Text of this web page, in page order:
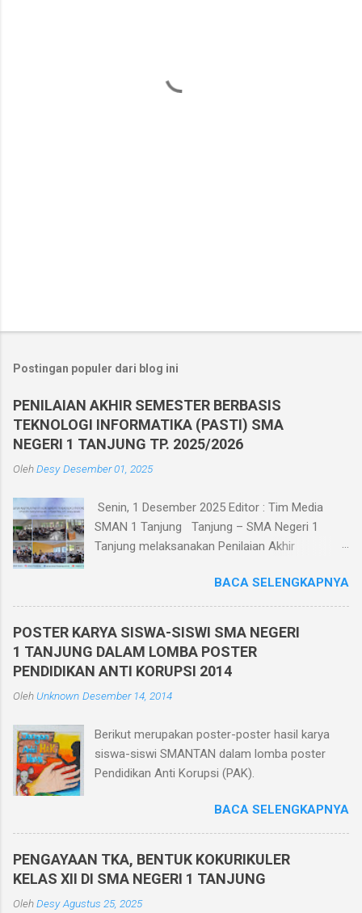
Postingan populer dari blog ini
PENILAIAN AKHIR SEMESTER BERBASIS
TEKNOLOGI INFORMATIKA (PASTI) SMA
NEGERI 1 TANJUNG TP. 2025/2026
OlehDesy Desember 01, 2025
Senin, 1 Desember 2025 Editor : Tim Media
SMAN 1 Tanjung Tanjung – SMA Negeri 1
Tanjung melaksanakan Penilaian Akhir
teknologi informatika pada tanggal 1 - 6
Desember 2025. Penilaian Akhir Semester
Teknologi Informatika ini dilaksanakan dalam
peserta ujian menggunakan HP. Dan bagi siswa
yang tidak memiliki HP sekolah memfasilitasi
dengan menggunakan komputer di ruang
Penilaian Akhir Semester berbasis teknologi
informatika memiliki beberapa keunggulan
diantaranya efisiensi biaya karena menghemat
kertas, tidak perlu mencetak/menggandakan
BACA SELENGKAPNYA
POSTER KARYA SISWA-SISWI SMA NEGERI
1 TANJUNG DALAM LOMBA POSTER
PENDIDIKAN ANTI KORUPSI 2014
OlehUnknown Desember 14, 2014
Berikut merupakan poster-poster hasil karya
siswa-siswi SMANTAN dalam lomba poster
Pendidikan Anti Korupsi (PAK).
BACA SELENGKAPNYA
PENGAYAAN TKA, BENTUK KOKURIKULER
KELAS XII DI SMA NEGERI 1 TANJUNG
OlehDesy Agustus 25, 2025